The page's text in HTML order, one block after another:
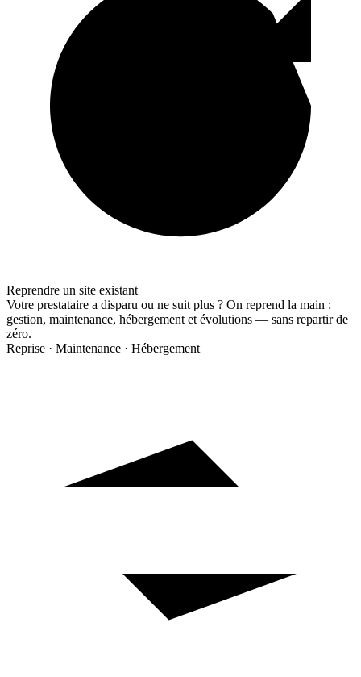
Reprendre un site existant
Votre prestataire a disparu ou ne suit plus ? On reprend la main :
gestion, maintenance, hébergement et évolutions — sans repartir de
zéro.
Reprise · Maintenance · Hébergement